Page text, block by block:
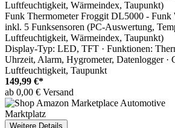
Funk Thermometer Froggit DL5000 - Funk
inkl. 5 Funksensoren (PC-Auswertung,
Luftfeuchtigkeit, Wärmeindex, Taupunkt)
Display-Typ: LED, TFT · Funktionen:
Uhrzeit, Alarm, Hygrometer, Datenlogger ·
Luftfeuchtigkeit, Taupunkt
149,99 €*
ab 0,00 € Versand
Marktplatz
Weitere Details